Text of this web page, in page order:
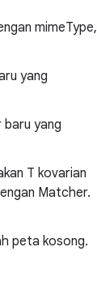
mimeType,
yang
yang
T kovarian
Matcher.
peta kosong.